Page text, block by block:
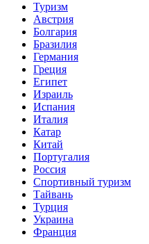
Туризм
Австрия
Болгария
Бразилия
Германия
Греция
Египет
Израиль
Испания
Италия
Катар
Китай
Португалия
Россия
Спортивный туризм
Тайвань
Турция
Украина
Франция